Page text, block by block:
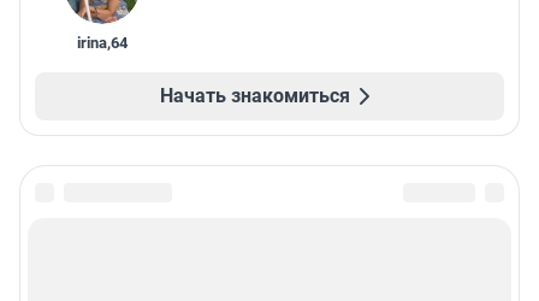
irina,64
Начать знакомиться